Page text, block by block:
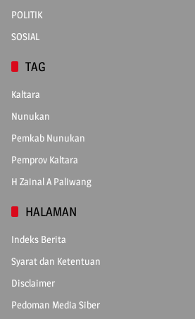
POLITIK
SOSIAL
TAG
Kaltara
Nunukan
Pemkab Nunukan
Pemprov Kaltara
H Zainal A Paliwang
HALAMAN
Indeks Berita
Syarat dan Ketentuan
Disclaimer
Pedoman Media Siber